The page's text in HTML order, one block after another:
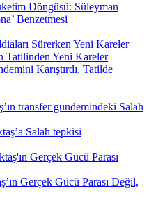
Döngüsü: Süleyman
Benzetmesi
Karıştırdı, Tatilde
Salah tepkisi
Gerçek Gücü Parası Değil,